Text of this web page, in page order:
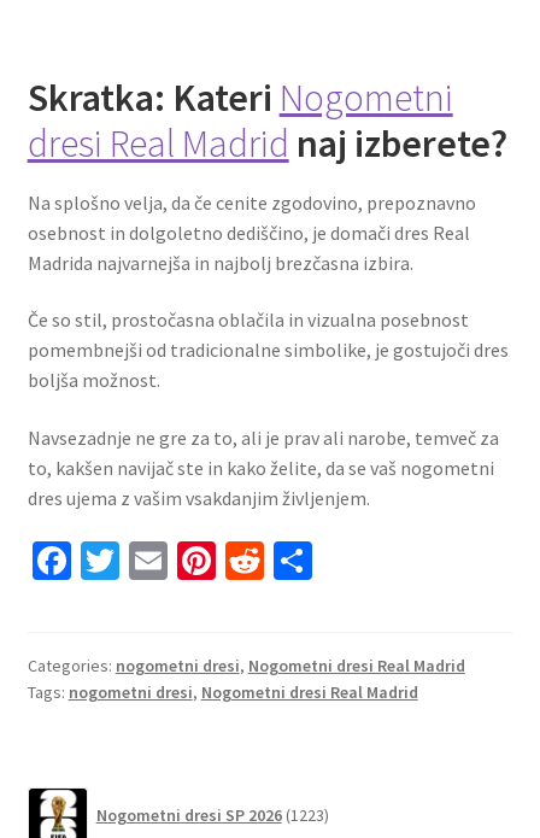
Skratka: Kateri Nogometni
dresi Real Madrid naj izberete?
Na splošno velja, da če cenite zgodovino, prepoznavno
osebnost in dolgoletno dediščino, je domači dres Real
Madrida najvarnejša in najbolj brezčasna izbira.
Če so stil, prostočasna oblačila in vizualna posebnost
pomembnejši od tradicionalne simbolike, je gostujoči dres
boljša možnost.
Navsezadnje ne gre za to, ali je prav ali narobe, temveč za
to, kakšen navijač ste in kako želite, da se vaš nogometni
dres ujema z vašim vsakdanjim življenjem.
Fa
o
o
T
er
E
l
Pi
es
t
R
di
t
S
e
Categories: nogometni dresi, Nogometni dresi Real Madrid
Tags: nogometni dresi, Nogometni dresi Real Madrid
Nogometni dresi SP 2026 1223izdelkov